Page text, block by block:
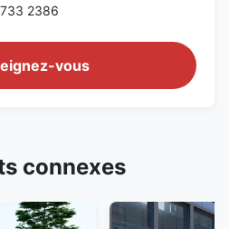
2386
vous
connexes